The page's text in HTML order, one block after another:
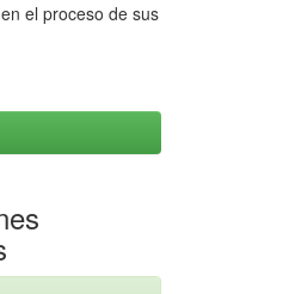
el proceso de sus